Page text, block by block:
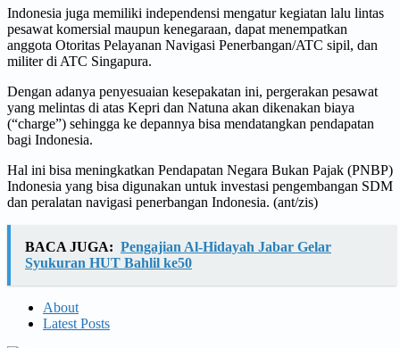
Indonesia juga memiliki independensi mengatur kegiatan lalu lintas
pesawat komersial maupun kenegaraan, dapat menempatkan
anggota Otoritas Pelayanan Navigasi Penerbangan/ATC sipil, dan
militer di ATC Singapura.
Dengan adanya penyesuaian kesepakatan ini, pergerakan pesawat
yang melintas di atas Kepri dan Natuna akan dikenakan biaya
(“charge”) sehingga ke depannya bisa mendatangkan pendapatan
bagi Indonesia.
Hal ini bisa meningkatkan Pendapatan Negara Bukan Pajak (PNBP)
Indonesia yang bisa digunakan untuk investasi pengembangan SDM
dan peralatan navigasi penerbangan Indonesia. (ant/zis)
BACA JUGA: Pengajian Al-Hidayah Jabar Gelar
Syukuran HUT Bahlil ke50
About
Latest Posts